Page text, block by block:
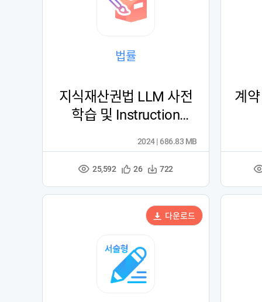
법률
지식재산권법 LLM 사전
학습 및 Instruction
조
수
25,592
관
등
록
26
다
수
722
2024 | 686.83 MB
계
다운로드